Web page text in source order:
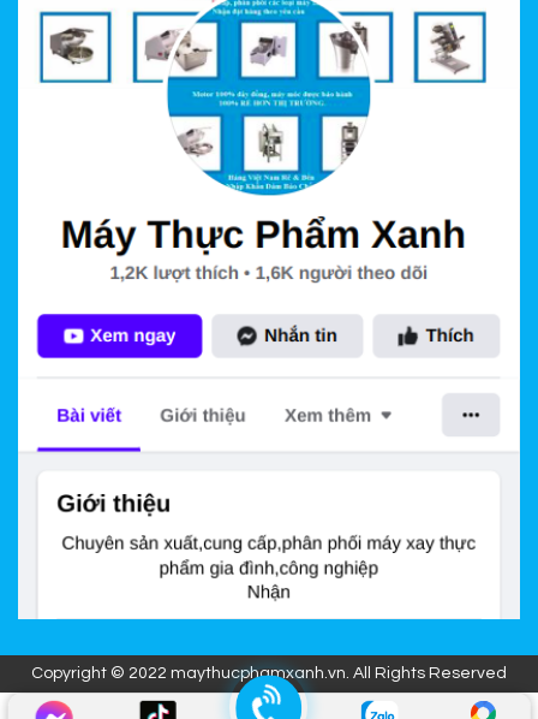
Copyright © 2022 maythucphamxanh.vn. All Rights Reserved